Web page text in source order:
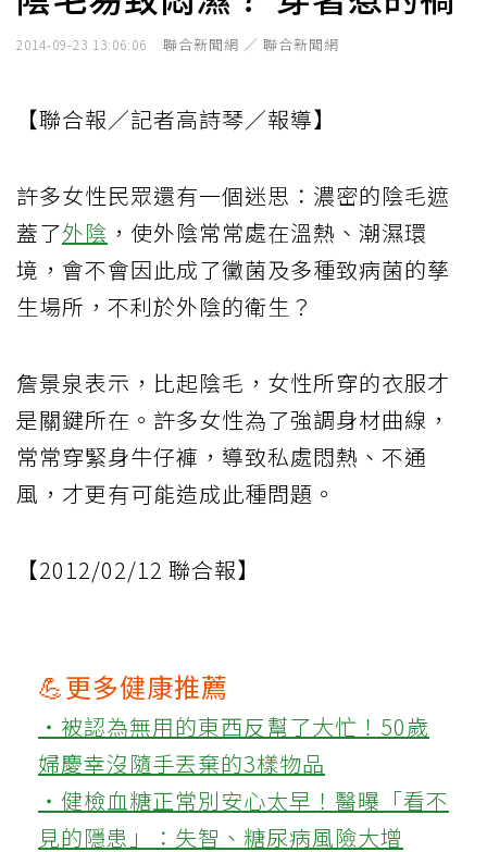
2014-09-23 13:06:06 聯合新聞網 ／ 聯合新聞網
【聯合報／記者高詩琴／報導】
許多女性民眾還有一個迷思：濃密的陰毛遮
蓋了外陰 ，使外陰常常處在溫熱、潮濕環
境，會不會因此成了黴菌及多種致病菌的孳
生場所，不利於外陰的衛生？
詹景泉表示，比起陰毛，女性所穿的衣服才
是關鍵所在。許多女性為了強調身材曲線，
常常穿緊身牛仔褲，導致私處悶熱、不通
風，才更有可能造成此種問題。
【2012/02/12 聯合報】
💪更多健康推薦
‧被認為無用的東西反幫了大忙！50歲
婦慶幸沒隨手丟棄的3樣物品
‧健檢血糖正常別安心太早！醫曝「看不
見的隱患」：失智、糖尿病風險大增